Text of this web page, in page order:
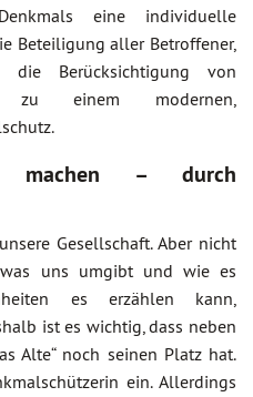
eine individuelle
Beteiligung aller Betroffener,
die Berücksichtigung von
zu einem modernen,
machen – durch
Gesellschaft. Aber nicht
uns umgibt und wie es
es erzählen kann,
ist es wichtig, dass neben
Alte“ noch seinen Platz hat.
ein. Allerdings